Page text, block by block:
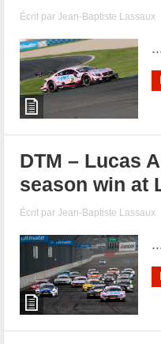
Écrit parJean-Baptiste Lassaux
DTM – Lucas
season win at
Écrit parJean-Baptiste Lassaux